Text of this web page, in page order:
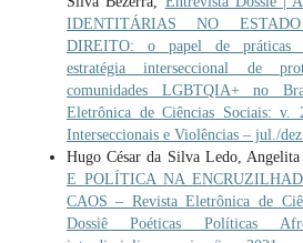
IDENTITÁRIAS NO
DIREITO: o papel de práticas
estratégia interseccional de
comunidades LGBTQIA+ no
Eletrônica de Ciências Sociais: v.
Interseccionais e Violências – jul./
Hugo César da Silva Ledo,
E POLÍTICA NA
CAOS – Revista Eletrônica de
Dossiê Poéticas Políticas